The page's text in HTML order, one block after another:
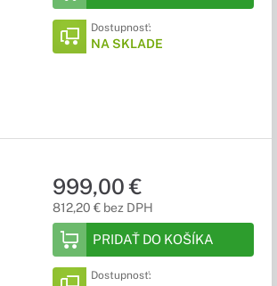
Dostupnosť:
NA SKLADE
999,00 €
812,20 € bez DPH
PRIDAŤ DO KOŠÍKA
Dostupnosť: